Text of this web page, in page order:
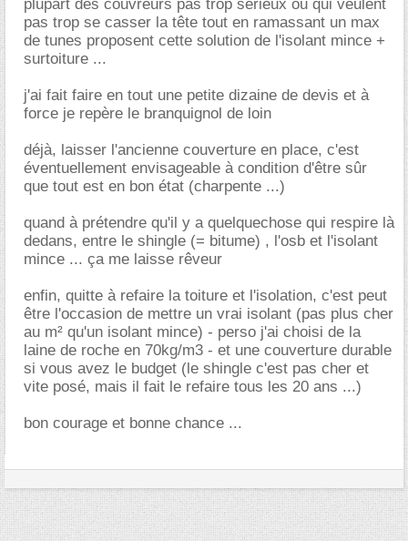
plupart des couvreurs pas trop sérieux ou qui veulent
pas trop se casser la tête tout en ramassant un max
de tunes proposent cette solution de l'isolant mince +
surtoiture ...
j'ai fait faire en tout une petite dizaine de devis et à
force je repère le branquignol de loin
déjà, laisser l'ancienne couverture en place, c'est
éventuellement envisageable à condition d'être sûr
que tout est en bon état (charpente ...)
quand à prétendre qu'il y a quelquechose qui respire là
dedans, entre le shingle (= bitume) , l'osb et l'isolant
mince ... ça me laisse rêveur
enfin, quitte à refaire la toiture et l'isolation, c'est peut
être l'occasion de mettre un vrai isolant (pas plus cher
au m² qu'un isolant mince) - perso j'ai choisi de la
laine de roche en 70kg/m3 - et une couverture durable
si vous avez le budget (le shingle c'est pas cher et
vite posé, mais il fait le refaire tous les 20 ans ...)
bon courage et bonne chance ...